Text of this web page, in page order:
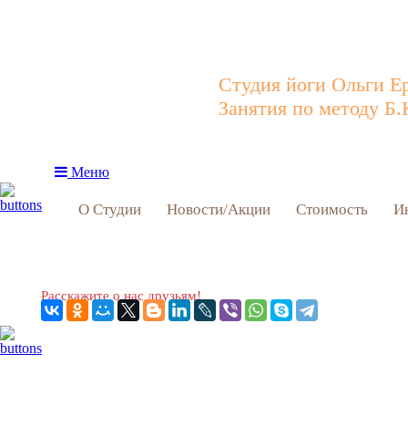
Студия йоги Ольги
Занятия по методу
Меню
О Студии Новости/Акции Стоимость
Расскажите о нас друзьям!